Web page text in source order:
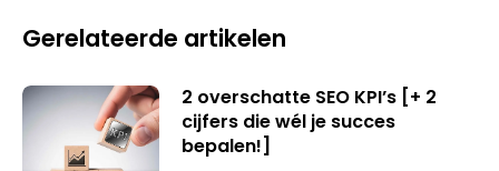
Gerelateerde artikelen
2 overschatte SEO KPI’s [+ 2
cijfers die wél je succes
bepalen!]